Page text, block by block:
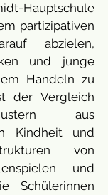
Hauptschule
partizipativen
abzielen,
und junge
Handeln zu
der Vergleich
aus
Kindheit und
von
und
Schülerinnen